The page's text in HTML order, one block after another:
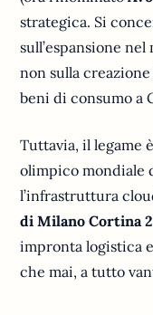
strategica. Si
sull’espansione
non sulla
beni di consumo a
Tuttavia, il legame
olimpico mondiale
l’infrastruttura
di Milano Cortina
impronta logistica
che mai, a tutto